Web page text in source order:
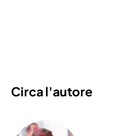
Circa l'autore